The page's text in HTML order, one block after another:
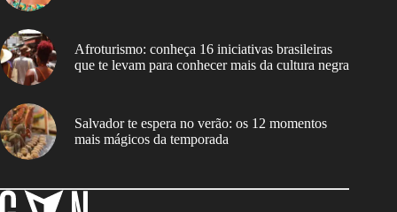
Afroturismo: conheça 16 iniciativas brasileiras
que te levam para conhecer mais da cultura negra
Salvador te espera no verão: os 12 momentos
mais mágicos da temporada